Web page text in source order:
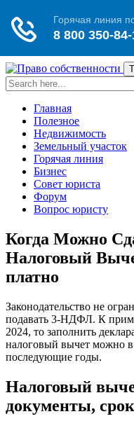
Главная
Полезное
Недвижимость
Земельный участок
Горячая линия
Бизнес
Совет юриста
Форум
Вопрос юристу
Когда Можно
Налоговый
платно
Законодательство не
подавать 3-НДФЛ. К
2024, то заполнить
налоговый вычет можно в
последующие годы.
Налоговый
документы,